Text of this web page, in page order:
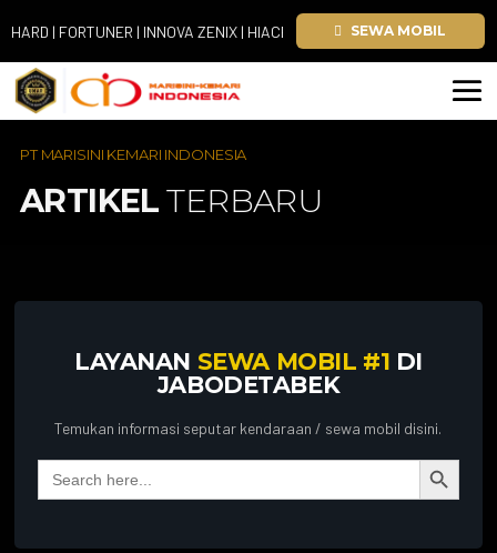
| FORTUNER | INNOVA ZENIX | HIACE SEWA MOBIL
PT MARISINI KEMARI INDONESIA
ARTIKEL TERBARU
LAYANAN SEWA MOBIL #1 DI
JABODETABEK
Temukan informasi seputar kendaraan / sewa mobil disini.
Search
for:
Search Button